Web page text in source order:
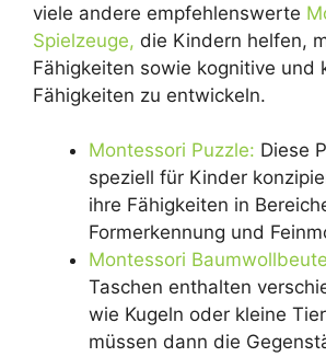
viele andere empfehlenswerte
Spielzeuge, die Kindern helfen,
Fähigkeiten sowie kognitive und
Fähigkeiten zu entwickeln.
Montessori Puzzle: Diese
speziell für Kinder
ihre Fähigkeiten in
Formerkennung und
Montessori
Taschen enthalten
wie Kugeln oder kleine
müssen dann die